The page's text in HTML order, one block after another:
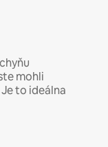
mohli
to ideálna